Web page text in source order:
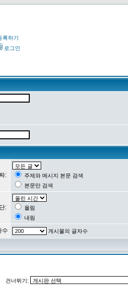
록하기
로그인
:
주제와 메시지 본문 검색
본문만 검색
:
올림
내림
수 게시물의 글자수
건너뛰기: